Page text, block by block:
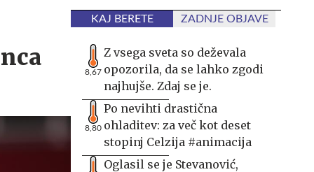
KAJ BERETE ZADNJE OBJAVE
8,67
Z vsega sveta so deževala
opozorila, da se lahko zgodi
najhujše. Zdaj se je.
8,80
Po nevihti drastična
ohladitev: za več kot deset
stopinj Celzija #animacija
Oglasil se je Stevanović,